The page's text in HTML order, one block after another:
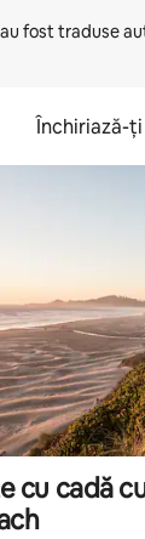
fost traduse
Închiriază-
cu cadă